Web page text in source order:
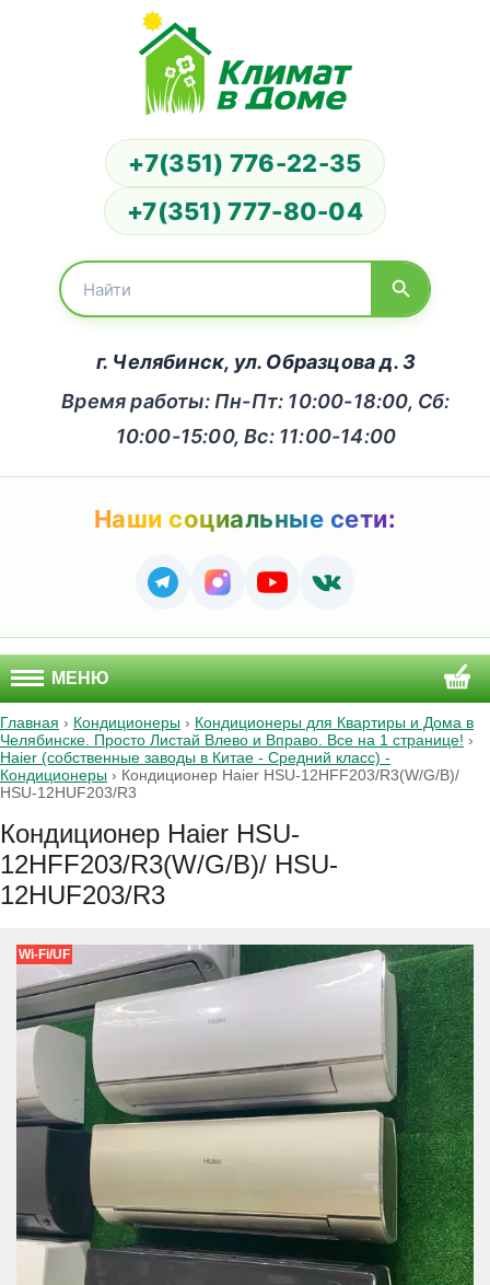
+7(351) 776-22-35
+7(351) 777-80-04
г. Челябинск, ул. Образцова д. 3
Время работы: Пн-Пт: 10:00-18:00, Сб:
10:00-15:00, Вс: 11:00-14:00
Наши социальные сети:
МЕНЮ
Главная › Кондиционеры › Кондиционеры для Квартиры и Дома в
Челябинске. Просто Листай Влево и Вправо. Все на 1 странице! ›
Haier (собственные заводы в Китае - Средний класс) -
Кондиционеры › Кондиционер Haier HSU-12HFF203/R3(W/G/B)/
HSU-12HUF203/R3
Кондиционер Haier HSU-
12HFF203/R3(W/G/B)/ HSU-
12HUF203/R3
Wi-Fi/UF